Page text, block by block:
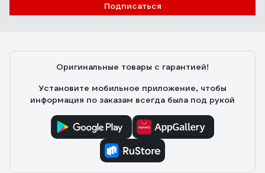
Подписаться
Оригинальные товары с гарантией!
Установите мобильное приложение, чтобы
информация по заказам всегда была под рукой